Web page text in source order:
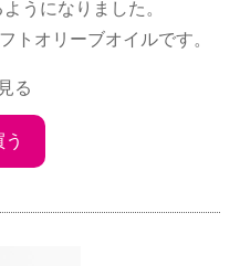
うになりました。
トオリーブオイルです。
る